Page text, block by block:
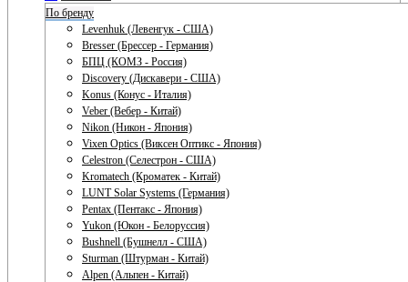
По бренду
Levenhuk (Левенгук - США)
Bresser (Брессер - Германия)
БПЦ (КОМЗ - Россия)
Discovery (Дискавери - США)
Konus (Конус - Италия)
Veber (Вебер - Китай)
Nikon (Никон - Япония)
Vixen Optics (Виксен Оптикс - Япония)
Celestron (Селестрон - США)
Kromatech (Кроматек - Китай)
LUNT Solar Systems (Германия)
Pentax (Пентакс - Япония)
Yukon (Юкон - Белоруссия)
Bushnell (Бушнелл - США)
Sturman (Штурман - Китай)
Alpen (Альпен - Китай)